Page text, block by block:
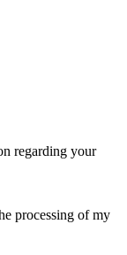
regarding your
processing of my